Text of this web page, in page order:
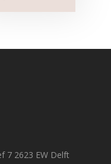
7 2623 EW Delft